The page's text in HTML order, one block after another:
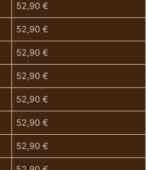
52,90 €
52,90 €
52,90 €
52,90 €
52,90 €
52,90 €
52,90 €